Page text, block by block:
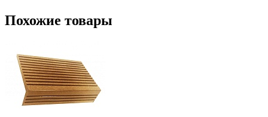
Похожие товары